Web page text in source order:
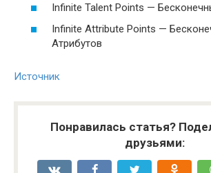
Infinite Talent Points —
Infinite Attribute Points —
Атрибутов
Источник
Понравилась статья?
друзьями: